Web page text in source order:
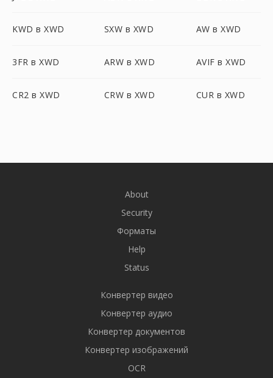
KWD в XWD SXW в XWD AW в XWD
3FR в XWD ARW в XWD AVIF в XWD
CR2 в XWD CRW в XWD CUR в XWD
About
Security
Форматы
Help
Status
Конвертер видео
Конвертер аудио
Конвертер документов
Конвертер изображений
OCR